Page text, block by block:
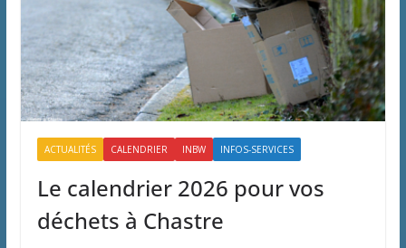
ACTUALITÉS CALENDRIER INBW INFOS-SERVICES
Le calendrier 2026 pour vos
déchets à Chastre